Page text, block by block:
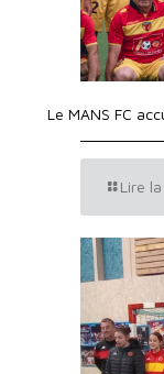
Le MANS FC
Lire